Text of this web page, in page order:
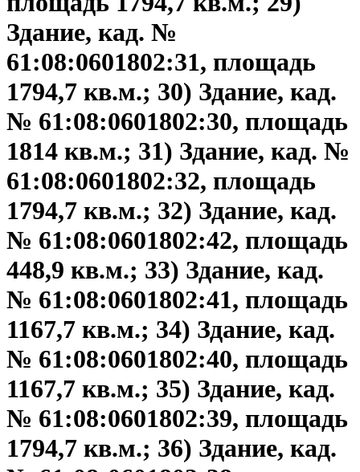
Здание, кад. №
61:08:0601802:31, площадь
1794,7 кв.м.; 30) Здание, кад.
№ 61:08:0601802:30, площадь
1814 кв.м.; 31) Здание, кад. №
61:08:0601802:32, площадь
1794,7 кв.м.; 32) Здание, кад.
№ 61:08:0601802:42, площадь
448,9 кв.м.; 33) Здание, кад.
№ 61:08:0601802:41, площадь
1167,7 кв.м.; 34) Здание, кад.
№ 61:08:0601802:40, площадь
1167,7 кв.м.; 35) Здание, кад.
№ 61:08:0601802:39, площадь
1794,7 кв.м.; 36) Здание, кад.